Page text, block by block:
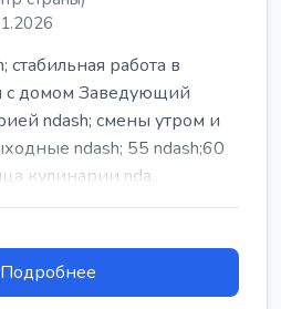
работа в
с домом Заведующий
ndash; смены утром и
ndash; 55 ndash;60
кулинарии nda...
Подробнее